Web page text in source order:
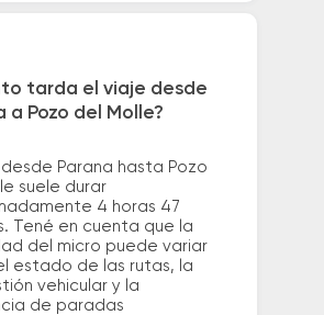
tarda el viaje desde
a Pozo del Molle?
desde Parana hasta Pozo
suele durar
4 horas 47
Tené en cuenta que la
del micro puede variar
estado de las rutas, la
vehicular y la
de paradas